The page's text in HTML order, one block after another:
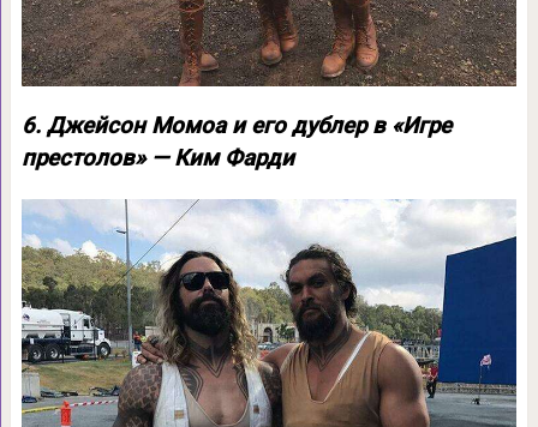
6. Джейсон Момоа и его дублер в «Игре
престолов» — Ким Фарди